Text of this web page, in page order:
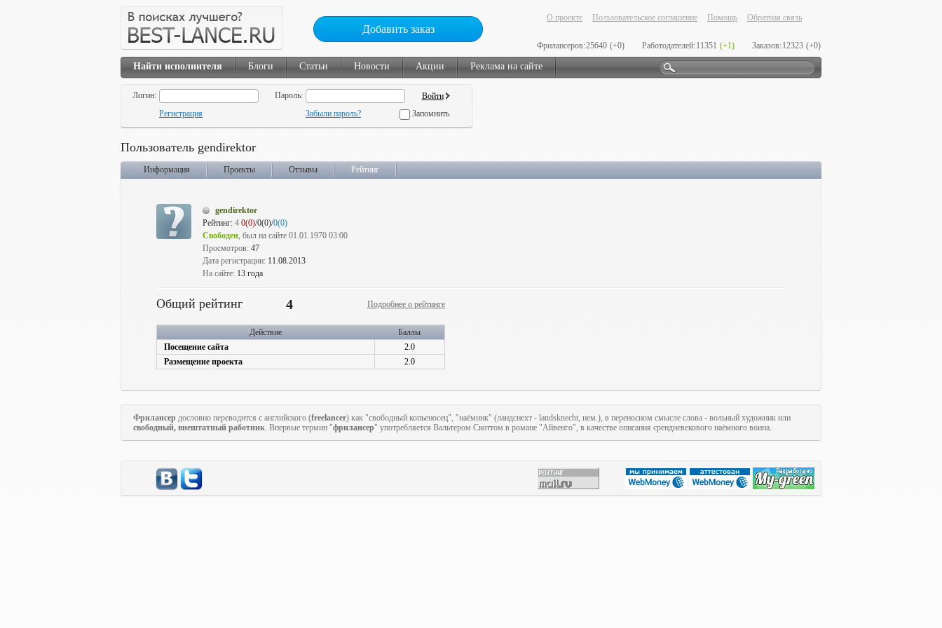
Добавить заказ
О проекте Пользовательское соглашение Помощь Обратная связь
Фрилансеров:25640 (+0) Работодателей:11351 (+1) Заказов:12323 (+0)
Найти исполнителя Блоги Статьи Новости Акции Реклама на сайте
Логин:
Пароль:
Регистрация
Забыли пароль? Запомнить
Пользователь gendirektor
Информация Проекты Отзывы Рейтинг
gendirektor
Рейтинг: 4 0(0)/0(0)/0(0)
Свободен, был на сайте 01.01.1970 03:00
Просмотров: 47
Дата регистрации: 11.08.2013
На сайте: 13 года
Общий рейтинг 4 Подробнее о рейтинге
Действие
Баллы
Посещение сайта
2.0
Размещение проекта
2.0
Фрилансер дословно переводится с английского (freelancer) как "свободный копьеносец", "наёмник" (ландснехт - landsknecht, нем.), в переносном смысле слова - вольный художник или
свободный, внештатный работник. Впервые термин "фрилансер" употребляется Вальтером Скоттом в романе "Айвенго", в качестве описания срендневекового наёмного воина.